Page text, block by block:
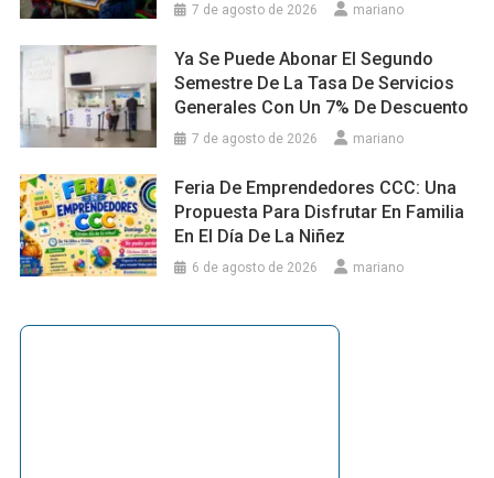
7 de agosto de 2026 mariano
Ya Se Puede Abonar El Segundo
Semestre De La Tasa De Servicios
Generales Con Un 7% De Descuento
7 de agosto de 2026 mariano
Feria De Emprendedores CCC: Una
Propuesta Para Disfrutar En Familia
En El Día De La Niñez
6 de agosto de 2026 mariano